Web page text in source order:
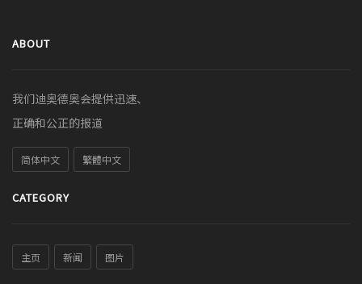
ABOUT
我们迪奥德奥会提供迅速、
正确和公正的报道
简体中文 繁體中文
CATEGORY
主页 新闻 图片